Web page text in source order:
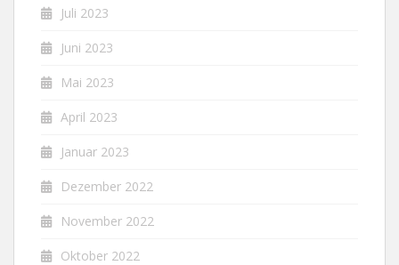
Juli 2023
Juni 2023
Mai 2023
April 2023
Januar 2023
Dezember 2022
November 2022
Oktober 2022